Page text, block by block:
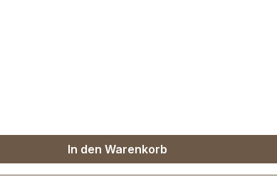
In den Warenkorb